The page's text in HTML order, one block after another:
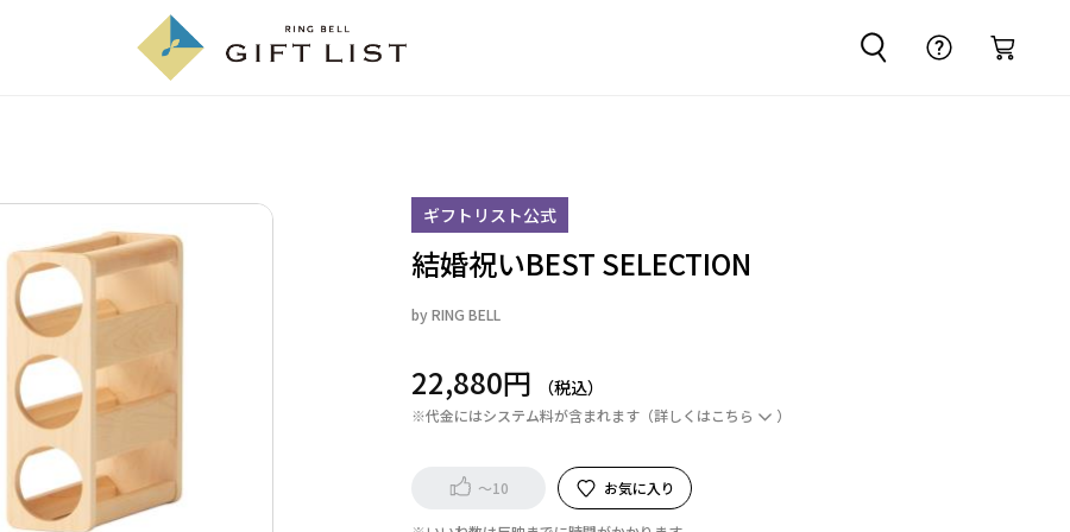
ギフトリスト公式
結婚祝いBEST SELECTION
byRING BELL
22,880円
※代金にはシステム料が含まれます （詳しくはこちら ）
～10 お気に入り